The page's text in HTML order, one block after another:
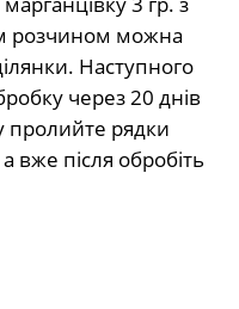
розчином можна
Наступного
через 20 днів
пролийте рядки
після обробіть